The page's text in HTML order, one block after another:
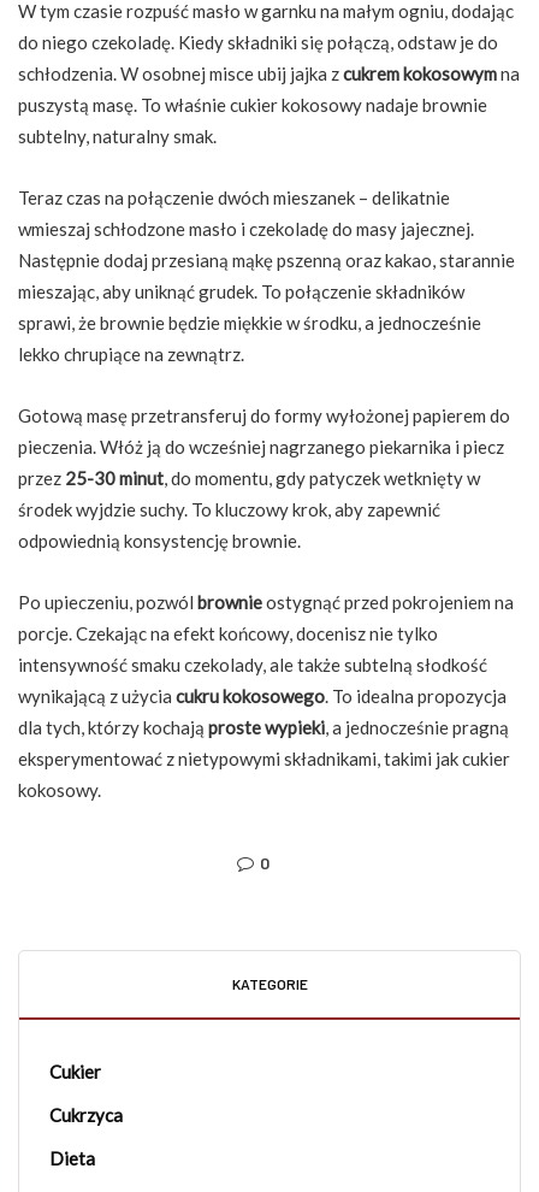
W tym czasie rozpuść masło w garnku na małym ogniu, dodając
do niego czekoladę. Kiedy składniki się połączą, odstaw je do
schłodzenia. W osobnej misce ubij jajka zcukrem kokosowymna
puszystą masę. To właśnie cukier kokosowy nadaje brownie
subtelny, naturalny smak.
Teraz czas na połączenie dwóch mieszanek – delikatnie
wmieszaj schłodzone masło i czekoladę do masy jajecznej.
Następnie dodaj przesianą mąkę pszenną oraz kakao, starannie
mieszając, aby uniknąć grudek. To połączenie składników
sprawi, że brownie będzie miękkie w środku, a jednocześnie
lekko chrupiące na zewnątrz.
Gotową masę przetransferuj do formy wyłożonej papierem do
pieczenia. Włóż ją do wcześniej nagrzanego piekarnika i piecz
przez 25-30 minut, do momentu, gdy patyczek wetknięty w
środek wyjdzie suchy. To kluczowy krok, aby zapewnić
odpowiednią konsystencję brownie.
Po upieczeniu, pozwól brownieostygnąć przed pokrojeniem na
porcje. Czekając na efekt końcowy, docenisz nie tylko
intensywność smaku czekolady, ale także subtelną słodkość
wynikającą z użycia cukru kokosowego. To idealna propozycja
dla tych, którzy kochają proste wypieki, a jednocześnie pragną
eksperymentować z nietypowymi składnikami, takimi jak cukier
kokosowy.
0
KATEGORIE
Cukier
Cukrzyca
Dieta